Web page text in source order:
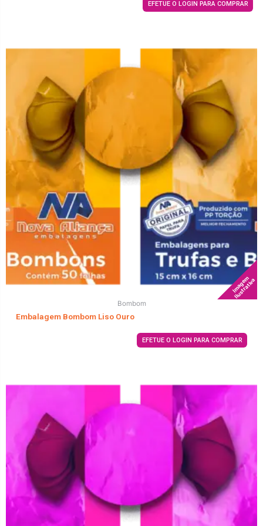
EFETUE O LOGIN PARA COMPRAR
Imagem
Ilustrativa
Bombom
Embalagem Bombom Liso Ouro
EFETUE O LOGIN PARA COMPRAR